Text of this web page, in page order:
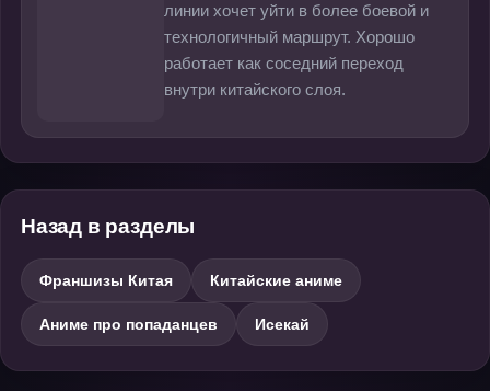
линии хочет уйти в более боевой и
технологичный маршрут. Хорошо
работает как соседний переход
внутри китайского слоя.
Назад в разделы
Франшизы Китая Китайские аниме
Аниме про попаданцев Исекай